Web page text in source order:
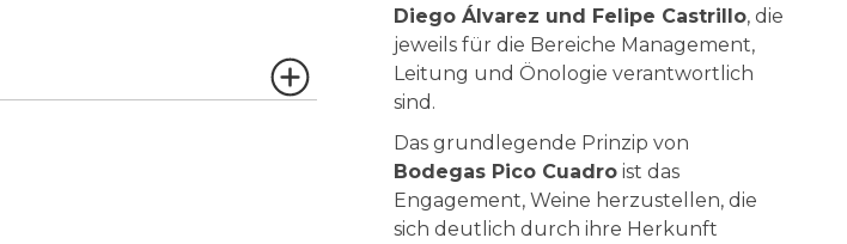
Diego Álvarez und Felipe Castrillo, die
jeweils für die Bereiche Management,
Leitung und Önologie verantwortlich
sind.
Das grundlegende Prinzip von
Bodegas Pico Cuadroist das
Engagement, Weine herzustellen, die
sich deutlich durch ihre Herkunft